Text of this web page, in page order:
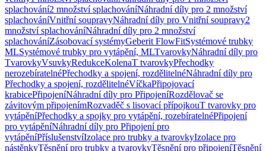
splachování2 množství splachováníNáhradní díly pro 2 množství
splachováníVnitřní soupravyNáhradní díly pro Vnitřní soupravy2
množství splachováníNáhradní díly pro 2 množství
splachováníZásobovací systémyGeberit FlowFitSystémové trubky
MLSystémové trubky pro vytápění, MLTvarovkyNáhradní díly pro
TvarovkyVsuvkyRedukceKolenaT tvarovkyPřechodky
nerozebíratelnéPřechodky a spojení, rozdělitelnéNáhradní díly pro
Přechodky a spojení, rozdělitelnéVíčkaPřipojovací
krabicePřipojeníNáhradní díly pro PřipojeníRozdělovač se
závitovým připojenímRozvaděč s lisovací přípojkouT tvarovky pro
vytápěníPřechodky a spojky pro vytápění, rozebíratelnéPřipojení
pro vytápěníNáhradní díly pro Připojení pro
vytápěníPříslušenstvíIzolace pro trubky a tvarovkyIzolace pro
nástěnkyTěsnění pro trubky a tvarovkyTěsnění pro připojeníTěsnění